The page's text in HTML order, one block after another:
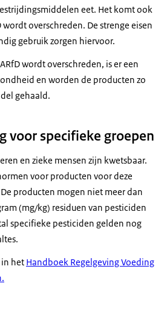
eet. Het komt ook
overschreden. De strenge eisen
gebruik zorgen hiervoor.
wordt overschreden, is er een
en worden de producten zo
gehaald.
voor specifieke groepen
en zieke mensen zijn kwetsbaar.
voor producten voor deze
producten mogen niet meer dan
(mg/kg) residuen van pesticiden
specifieke pesticiden gelden nog
het Handboek Regelgeving Voeding